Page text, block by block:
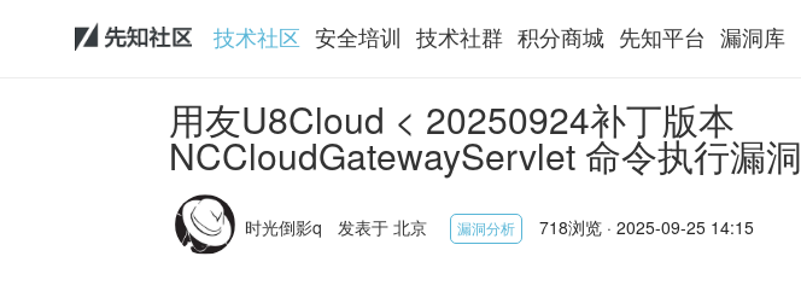
技术社区 安全培训 技术社群 积分商城 先知平台 漏洞库
用友U8Cloud < 20250924补丁版本
NCCloudGatewayServlet 命令执行漏洞
时光倒影q 发表于 北京 漏洞分析 718浏览 · 2025-09-25 14:15